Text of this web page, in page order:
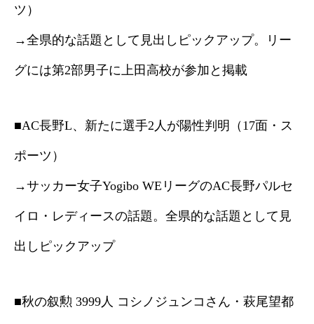
ツ）
→全県的な話題として見出しピックアップ。リー
グには第2部男子に上田高校が参加と掲載
■AC長野L、新たに選手2人が陽性判明（17面・ス
ポーツ）
→サッカー女子Yogibo WEリーグのAC長野パルセ
イロ・レディースの話題。全県的な話題として見
出しピックアップ
■秋の叙勲 3999人 コシノジュンコさん・萩尾望都